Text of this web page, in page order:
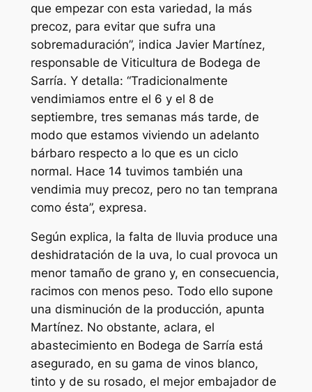
que empezar con esta variedad, la más
precoz, para evitar que sufra una
sobremaduración”, indica Javier Martínez,
responsable de Viticultura de Bodega de
Sarría. Y detalla: “Tradicionalmente
vendimiamos entre el 6 y el 8 de
septiembre, tres semanas más tarde, de
modo que estamos viviendo un adelanto
bárbaro respecto a lo que es un ciclo
normal. Hace 14 tuvimos también una
vendimia muy precoz, pero no tan temprana
como ésta”, expresa.
Según explica, la falta de lluvia produce una
deshidratación de la uva, lo cual provoca un
menor tamaño de grano y, en consecuencia,
racimos con menos peso. Todo ello supone
una disminución de la producción, apunta
Martínez. No obstante, aclara, el
abastecimiento en Bodega de Sarría está
asegurado, en su gama de vinos blanco,
tinto y de su rosado, el mejor embajador de